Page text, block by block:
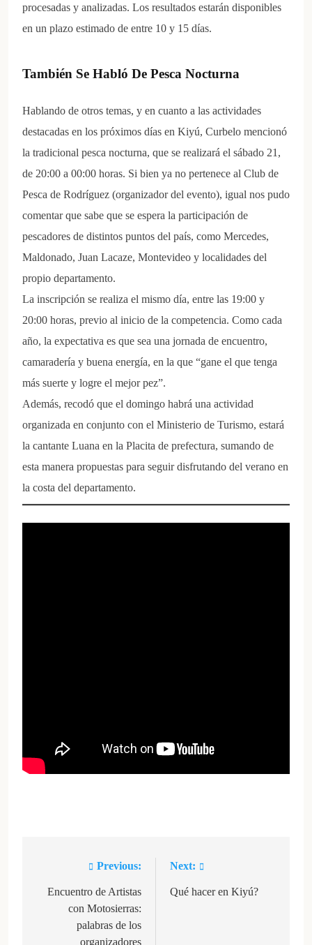
procesadas y analizadas. Los resultados estarán disponibles
en un plazo estimado de entre 10 y 15 días.
También Se Habló De Pesca Nocturna
Hablando de otros temas, y en cuanto a las actividades
destacadas en los próximos días en Kiyú, Curbelo mencionó
la tradicional pesca nocturna, que se realizará el sábado 21,
de 20:00 a 00:00 horas. Si bien ya no pertenece al Club de
Pesca de Rodríguez (organizador del evento), igual nos pudo
comentar que sabe que se espera la participación de
pescadores de distintos puntos del país, como Mercedes,
Maldonado, Juan Lacaze, Montevideo y localidades del
propio departamento.
La inscripción se realiza el mismo día, entre las 19:00 y
20:00 horas, previo al inicio de la competencia. Como cada
año, la expectativa es que sea una jornada de encuentro,
camaradería y buena energía, en la que “gane el que tenga
más suerte y logre el mejor pez”.
Además, recodó que el domingo habrá una actividad
organizada en conjunto con el Ministerio de Turismo, estará
la cantante Luana en la Placita de prefectura, sumando de
esta manera propuestas para seguir disfrutando del verano en
la costa del departamento.
Navegación
de
entradas
Previous:
Encuentro de Artistas
con Motosierras:
palabras de los
organizadores
Next:
Qué hacer en Kiyú?